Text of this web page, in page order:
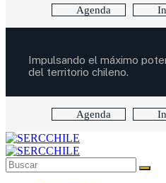
Agenda
Impulsando el máximo
del territorio chileno.
Agenda